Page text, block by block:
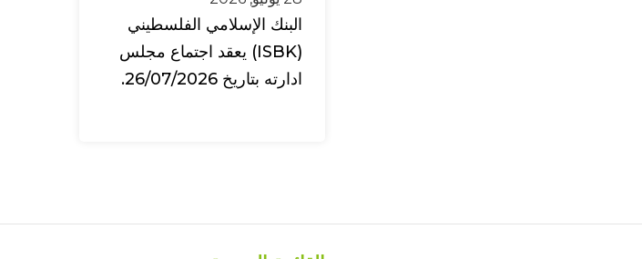
البنك الإسلامي الفلسطيني
(ISBK) يعقد اجتماع مجلس
ادارته بتاريخ 26/07/2026.